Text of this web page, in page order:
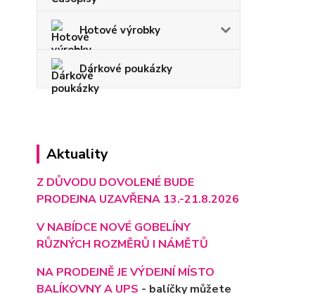
Hotové výrobky
Dárkové poukázky
Aktuality
Z DŮVODU DOVOLENÉ BUDE
PRODEJNA UZAVŘENA 13.-21.8.2026
V NABÍDCE NOVÉ GOBELÍNY
RŮZNÝCH ROZMĚRŮ I NÁMĚTŮ
NA PRODEJNĚ JE VÝDEJNÍ MÍSTO
BALÍKOVNY A UPS - balíčky můžete